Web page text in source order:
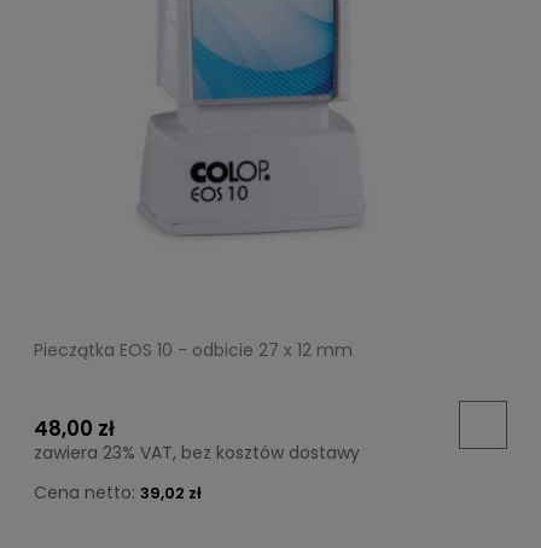
Pieczątka EOS 10 - odbicie 27 x 12 mm
48,00 zł
zawiera 23% VAT, bez kosztów dostawy
Cena netto: 39,02 zł